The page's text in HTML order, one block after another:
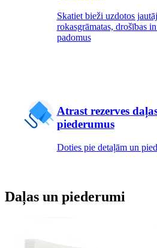
Skatiet bieži uzdotos
rokasgrāmatas, drošības
padomus
Atrast rezerves
piederumus
Doties pie detaļām un
Daļas un piederumi